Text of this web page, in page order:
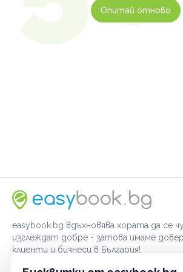
Опитай отново
easybook.bg вдъхновява хората да се
изглеждат добре - затова имаме
клиенти и бизнеси в България!